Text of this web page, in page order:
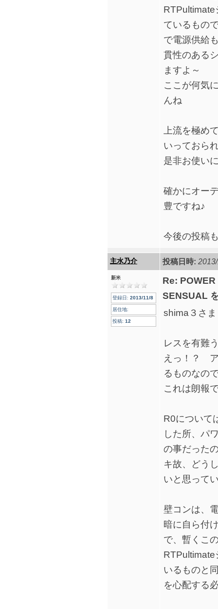
RTPultimate
ているもの
で電源供給
貫性のある
ますよ～
ここが何気
んね
上流を極め
いっておら
是非お使い
確かにオー
豊ですね♪
今後の投稿
主水乃介 投稿日時:
新米
登録日: 2013/11/8
居住地:
投稿: 12
Re:
SENSUAL
shima３さま
レスを有難
えっ！？
るものなの
これは朗報
R0について
した所、パ
の事だった
キ故、どう
いと思って
壁コンは、
暗に自ら付
で、暫くこ
RTPultimate
いるものと
を心配する